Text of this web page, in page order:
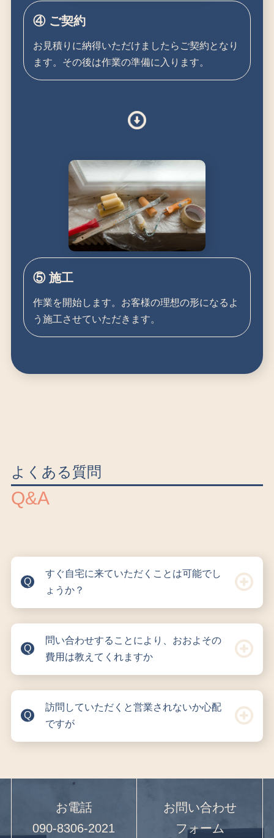
④ ご契約
お見積りに納得いただけましたらご契約となり
ます。その後は作業の準備に入ります。
⑤ 施工
作業を開始します。お客様の理想の形になるよ
う施工させていただきます。
よくある質問
Q&A
すぐ自宅に来ていただくことは可能でし
ょうか？
問い合わせすることにより、おおよその
費用は教えてくれますか
訪問していただくと営業されないか心配
ですが
お電話
090-8306-2021
お問い合わせ
フォーム